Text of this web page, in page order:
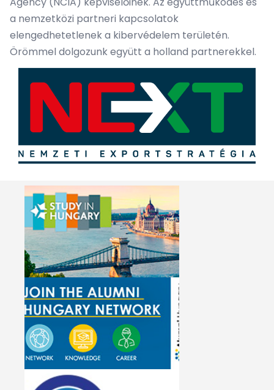
a nemzetközi partneri kapcsolatok
elengedhetetlenek a kibervédelem területén.
Örömmel dolgozunk együtt a holland partnerekkel.